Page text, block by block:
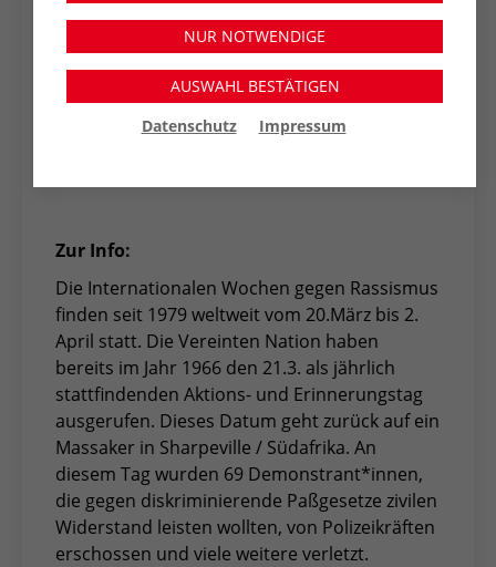
Menschen abzubauen und Betroffenen zur
Seite zu stehen.
Digitale Veranstaltungenzum Thema
Zur Info:
Die Internationalen Wochen gegen Rassismus
finden seit 1979 weltweit vom 20.März bis 2.
April statt. Die Vereinten Nation haben
bereits im Jahr 1966 den 21.3. als jährlich
stattfindenden Aktions- und Erinnerungstag
ausgerufen. Dieses Datum geht zurück auf ein
Massaker in Sharpeville / Südafrika. An
diesem Tag wurden 69 Demonstrant*innen,
die gegen diskriminierende Paßgesetze zivilen
Widerstand leisten wollten, von Polizeikräften
erschossen und viele weitere verletzt.
NUR NOTWENDIGE
AUSWAHL BESTÄTIGEN
Datenschutz
Impressum